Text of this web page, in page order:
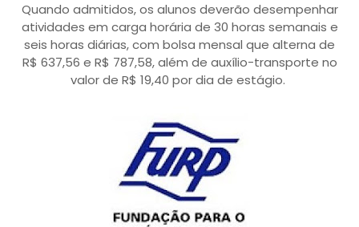
Quando admitidos, os alunos deverão desempenhar
atividades em carga horária de 30 horas semanais e
seis horas diárias, com bolsa mensal que alterna de
R$ 637,56 e R$ 787,58, além de auxílio-transporte no
valor de R$ 19,40 por dia de estágio.